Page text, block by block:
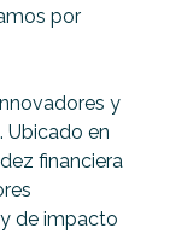
por
y
Ubicado en
financiera
de impacto